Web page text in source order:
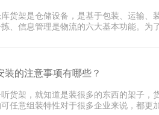
货架是仓储设备，是基于包装、运输、
、信息管理是物流的六大基本功能。为
装的注意事项有哪些？
货架，就知道是装很多的东西的架子，
任意组装特性对于很多企业来说，都更